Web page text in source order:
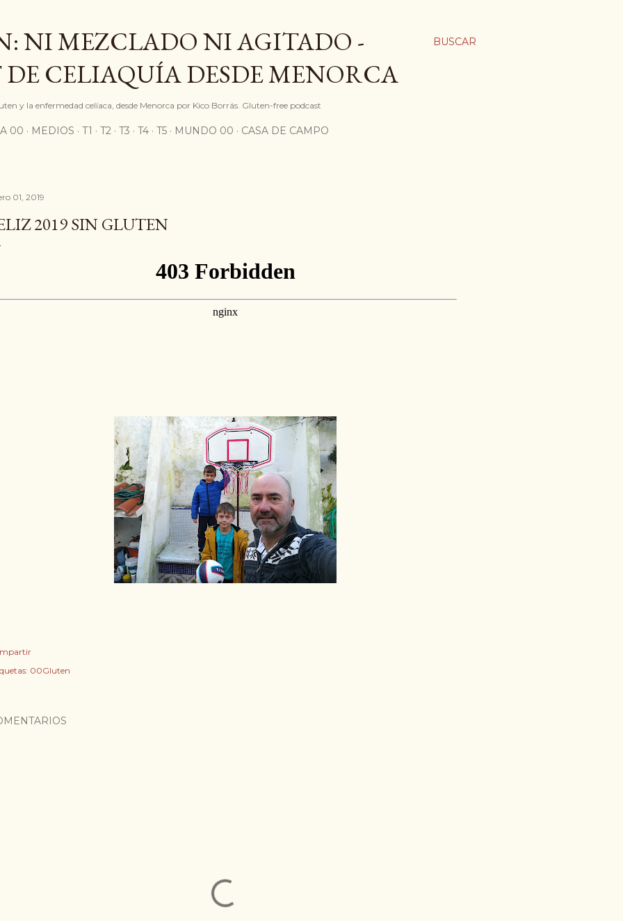
BUSCAR
NI MEZCLADO NI AGITADO -
CELIAQUÍA DESDE MENORCA
y la enfermedad celíaca, desde Menorca por Kico Borrás. Gluten-free podcast
00 MEDIOS T1 T2 T3 T4 T5 MUNDO 00 CASA DE CAMPO
01, 2019
2019 SIN GLUTEN
00Gluten